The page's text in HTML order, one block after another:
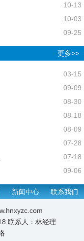
10-13
10-03
09-25
更多>>
03-15
09-09
08-30
08-18
08-09
07-28
07-18
09-06
新闻中心 联系我们
联系人：林经理